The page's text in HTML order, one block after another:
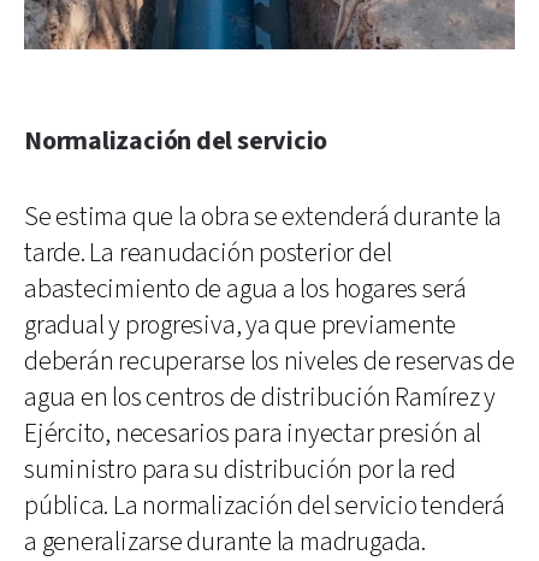
Normalización del servicio
Se estima que la obra se extenderá durante la
tarde. La reanudación posterior del
abastecimiento de agua a los hogares será
gradual y progresiva, ya que previamente
deberán recuperarse los niveles de reservas de
agua en los centros de distribución Ramírez y
Ejército, necesarios para inyectar presión al
suministro para su distribución por la red
pública. La normalización del servicio tenderá
a generalizarse durante la madrugada.